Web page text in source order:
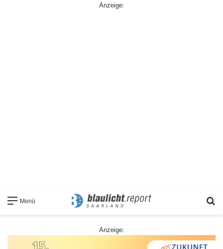
Anzeige:
Menü
Anzeige: